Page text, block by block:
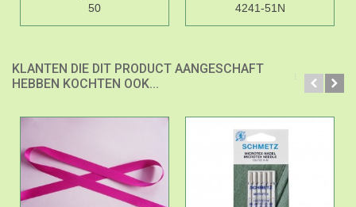
50
4241-51N
KLANTEN DIE DIT PRODUCT AANGESCHAFT
HEBBEN KOCHTEN OOK...